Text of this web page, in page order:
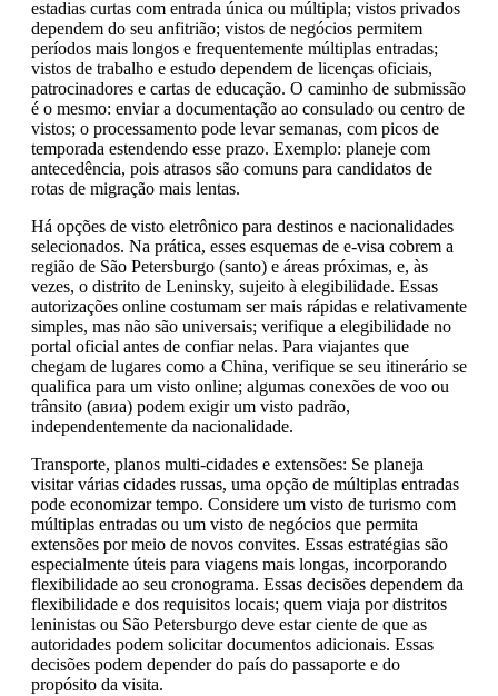
estadias curtas com entrada única ou múltipla; vistos privados
dependem do seu anfitrião; vistos de negócios permitem
períodos mais longos e frequentemente múltiplas entradas;
vistos de trabalho e estudo dependem de licenças oficiais,
patrocinadores e cartas de educação. O caminho de submissão
é o mesmo: enviar a documentação ao consulado ou centro de
vistos; o processamento pode levar semanas, com picos de
temporada estendendo esse prazo. Exemplo: planeje com
antecedência, pois atrasos são comuns para candidatos de
rotas de migração mais lentas.
Há opções de visto eletrônico para destinos e nacionalidades
selecionados. Na prática, esses esquemas de e-visa cobrem a
região de São Petersburgo (santo) e áreas próximas, e, às
vezes, o distrito de Leninsky, sujeito à elegibilidade. Essas
autorizações online costumam ser mais rápidas e relativamente
simples, mas não são universais; verifique a elegibilidade no
portal oficial antes de confiar nelas. Para viajantes que
chegam de lugares como a China, verifique se seu itinerário se
qualifica para um visto online; algumas conexões de voo ou
trânsito (авиа) podem exigir um visto padrão,
independentemente da nacionalidade.
Transporte, planos multi-cidades e extensões: Se planeja
visitar várias cidades russas, uma opção de múltiplas entradas
pode economizar tempo. Considere um visto de turismo com
múltiplas entradas ou um visto de negócios que permita
extensões por meio de novos convites. Essas estratégias são
especialmente úteis para viagens mais longas, incorporando
flexibilidade ao seu cronograma. Essas decisões dependem da
flexibilidade e dos requisitos locais; quem viaja por distritos
leninistas ou São Petersburgo deve estar ciente de que as
autoridades podem solicitar documentos adicionais. Essas
decisões podem depender do país do passaporte e do
propósito da visita.